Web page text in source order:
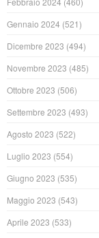
Gennaio 2024 (521)
Dicembre 2023 (494)
Novembre 2023 (485)
Ottobre 2023 (506)
Settembre 2023 (493)
Agosto 2023 (522)
Luglio 2023 (554)
Giugno 2023 (535)
Maggio 2023 (543)
Aprile 2023 (533)